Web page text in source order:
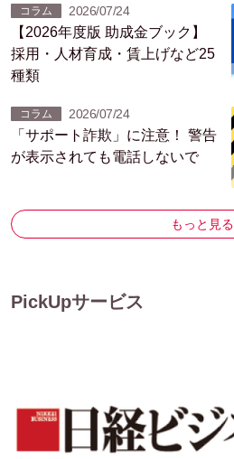
コラム 2026/07/24
【2026年度版 助成金ブック】
採用・人材育成・賃上げなど25
種類
コラム 2026/07/24
「サポート詐欺」に注意！ 警告
が表示されても電話しないで
もっと見る
PickUpサービス